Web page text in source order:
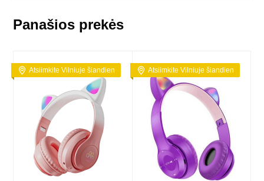
Panašios prekės
Atsiimkite Vilniuje šiandien Atsiimkite Vilniuje šiandien